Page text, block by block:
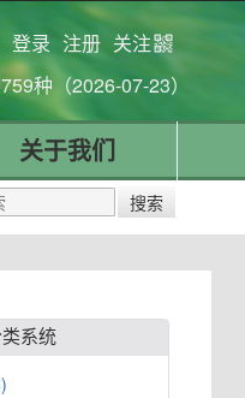
登录 注册 关注
种（2026-07-23）
关于我们
系统